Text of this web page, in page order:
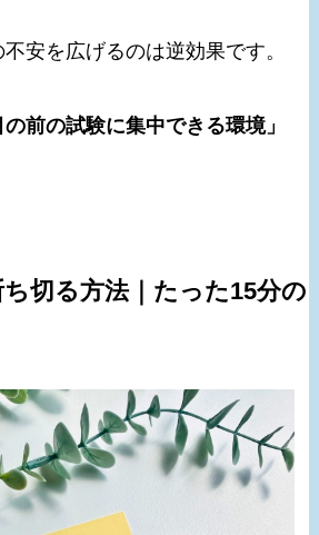
安を広げるのは逆効果です。
前の試験に集中できる環境」
切る方法｜たった15分の